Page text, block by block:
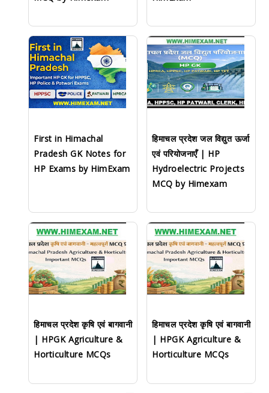
First in Himachal
Pradesh GK Notes for
HP Exams by HimExam
हिमाचल प्रदेश जल विद्युत ऊर्जा
एवं परियोजनाएँ | HP
Hydroelectric Projects
MCQ by Himexam
हिमाचल प्रदेश कृषि एवं बागवानी
| HPGK Agriculture &
Horticulture MCQs
हिमाचल प्रदेश कृषि एवं बागवानी
| HPGK Agriculture &
Horticulture MCQs